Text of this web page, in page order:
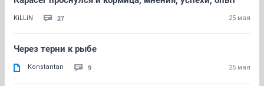
KiLLiN 27 25 мая
Через терни к рыбе
Konstantan 9 25 мая